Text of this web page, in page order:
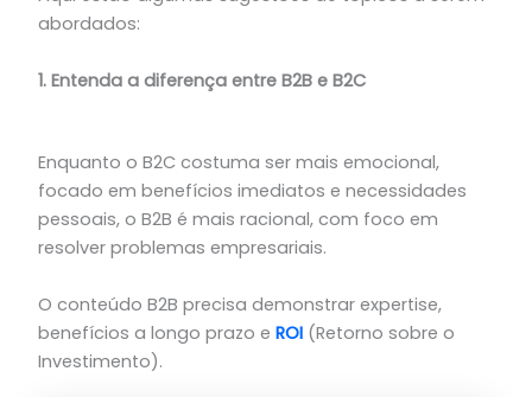
abordados:
1. Entenda a diferença entre B2B e B2C
Enquanto o B2C costuma ser mais emocional,
focado em benefícios imediatos e necessidades
pessoais, o B2B é mais racional, com foco em
resolver problemas empresariais.
O conteúdo B2B precisa demonstrar expertise,
benefícios a longo prazo e ROI(Retorno sobre o
Investimento).